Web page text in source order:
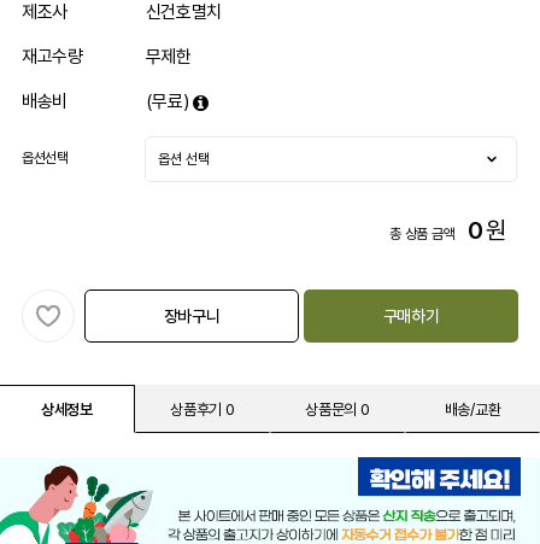
제조사 신건호멸치
재고수량 무제한
배송비 (무료)
옵션선택
총 상품 금액 0원
장바구니 구매하기
상세정보 상품후기 0 상품문의 0 배송/교환